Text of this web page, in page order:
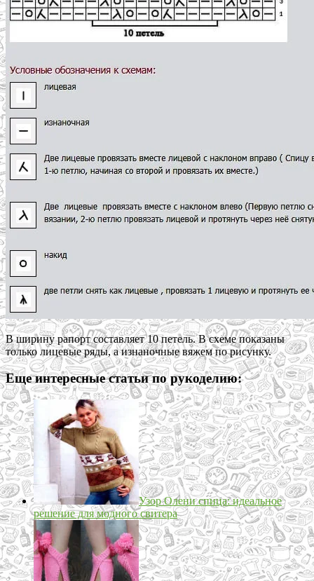
В ширину рапорт составляет 10 петель. В схеме показаны
только лицевые ряды, а изнаночные вяжем по рисунку.
Еще интересные статьи по рукоделию:
Узор Олени спица: идеальное
решение для модного свитера